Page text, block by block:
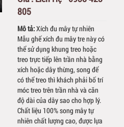
805
Mô tả:Xích đu mây tự nhiên
Mẫu ghế xích đu mây tre này có
thể sử dụng khung treo hoặc
treo trực tiếp lên trần nhà bằng
xích hoặc dây thừng, song để
có thể treo thì khách phải bố trí
móc treo trên trần nhà và căn
độ dài của dây sao cho hợp lý.
Chất liệu 100% song mây tự
nhiên chất lượng cao, được lựa